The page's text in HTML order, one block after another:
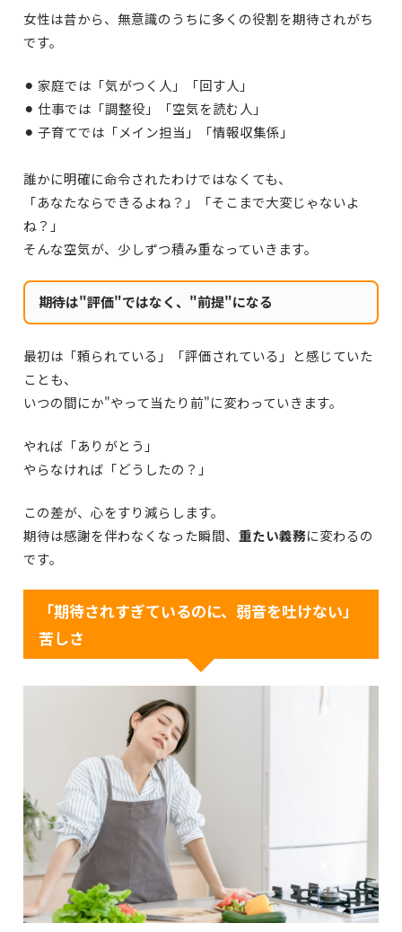
女性は昔から、無意識のうちに多くの役割を期待されがち
です。
⚫︎ 家庭では「気がつく人」「回す人」
⚫︎ 仕事では「調整役」「空気を読む人」
⚫︎ 子育てでは「メイン担当」「情報収集係」
誰かに明確に命令されたわけではなくても、
「あなたならできるよね？」
「そこまで大変じゃないよ
ね？」
そんな空気が、少しずつ積み重なっていきます。
期待は"評価"ではなく、"前提"になる
最初は「頼られている」「評価されている」と感じていた
ことも、
いつの間にか"やって当たり前"に変わっていきます。
やれば「ありがとう」
やらなければ「どうしたの？」
この差が、心をすり減らします。
期待は感謝を伴わなくなった瞬間、重たい義務に変わるの
です。
「期待されすぎているのに、弱音を吐けない」
苦しさ